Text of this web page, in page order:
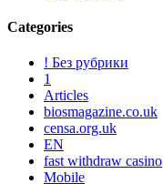
Categories
! Без рубрики
1
Articles
biosmagazine.co.uk
censa.org.uk
EN
fast withdraw casino
Mobile